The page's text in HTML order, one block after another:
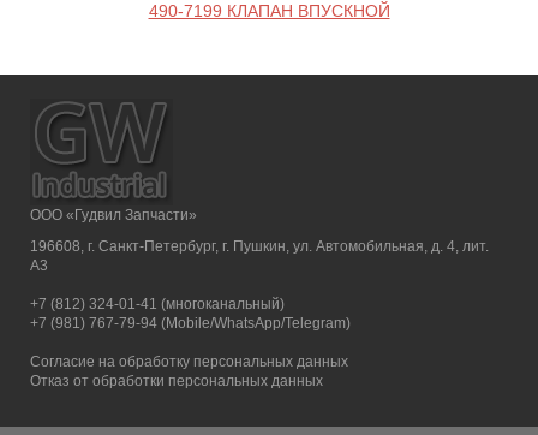
490-7199 КЛАПАН ВПУСКНОЙ
ООО «Гудвил Запчасти»
196608, г. Санкт-Петербург, г. Пушкин, ул. Автомобильная, д. 4, лит.
А3
+7 (812) 324-01-41 (многоканальный)
+7 (981) 767-79-94 (Mobile/WhatsApp/Telegram)
Согласие на обработку персональных данных
Отказ от обработки персональных данных